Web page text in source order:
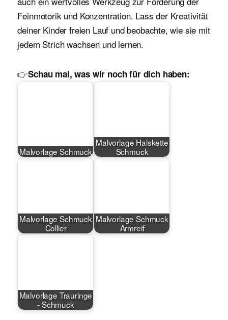
Feinmotorik und Konzentration. Lass der Kreativität
deiner Kinder freien Lauf und beobachte, wie sie mit
jedem Strich wachsen und lernen.
👉Schau mal, was wir noch für dich haben:
Malvorlage Schmuck
Malvorlage Halskette
Schmuck
Malvorlage Schmuck
Collier
Malvorlage Schmuck
Armreif
Malvorlage Trauringe
- Schmuck